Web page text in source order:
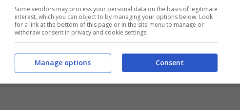
Some vendors may process your personal data on the basis of legitimate
interest, which you can object to by managing your options below. Look
for a link at the bottom of this page or in the site menu to manage or
withdraw consent in privacy and cookie settings.
Consent
Manage options